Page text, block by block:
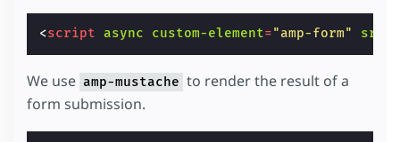
<script async custom-element="amp-form" src
We use amp-mustache to render the result of a
form submission.